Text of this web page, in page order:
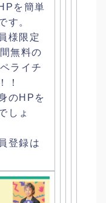
を簡単
す。
様限定
無料の
ライチ
！
のHPを
しょ
登録は